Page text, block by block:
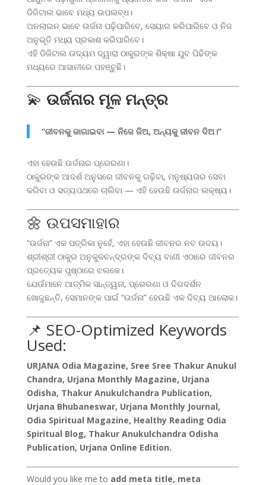
ଡିଜିଟାଲ ଭାବେ ମଧ୍ୟ ଉପଲବ୍ଧ।
ଅନଲାଇନ ଭାବେ ଉର୍ଜନା ପଢ଼ିପାରିବେ, ସେୟାର କରିପାରିବେ ଓ ନିଜ
ଅନୁଭୂତି ମଧ୍ୟ ପ୍ରକାଶ କରିପାରିବେ।
ଏହି ଡିଜିଟାଲ ଉଦ୍ୟମ ଦ୍ୱାରା ଠାକୁରଙ୍କ ଶିକ୍ଷା ଯୁବ ପିଢିଙ୍କ
ମଧ୍ୟରେ ଆସାନୀରେ ପହଞ୍ଚୁଛି।
💫 ଉର୍ଜନାର ମୂଳ ମନ୍ତ୍ର
“ଜୀବନକୁ ଜାଗାଇବା — ନିଜେ ଜିଅ, ଅନ୍ୟକୁ ଜୀବନ ଦିଅ।”
ଏହା ହେଉଛି ଉର୍ଜନାର ପ୍ରେରଣା।
ଠାକୁରଙ୍କ ଆଦର୍ଶ ଅନୁସରେ ଜୀବନକୁ ଗଢ଼ିବା, ମନୁଷ୍ୟତାର ସେବା
କରିବା ଓ ସତ୍ୟପଥରେ ଚାଲିବା — ଏହି ହେଉଛି ଉର୍ଜନାର ଲକ୍ଷ୍ୟ।
🌼 ଉପସମାହାର
“ଉର୍ଜନା” ଏକ ପତ୍ରିକା ନୁହେଁ, ଏହା ହେଉଛି ଜୀବନର ନବ ଉଦୟ।
ଶ୍ରୀଶ୍ରୀ ଠାକୁର ଅନୁକୁଳଚନ୍ଦ୍ରଙ୍କ ଦିବ୍ୟ ବାଣୀ ଏଠାରେ ଜୀବନର
ପ୍ରତ୍ୟେକ ପୃଷ୍ଠାରେ ଝଲକେ।
ଯେଉଁମାନେ ଆତ୍ମିକ ସାନ୍ତ୍ୱନା, ପ୍ରେରଣା ଓ ଦିଗଦର୍ଶନ
ଖୋଜୁଛନ୍ତି, ସେମାନଙ୍କ ପାଇଁ “ଉର୍ଜନା” ହେଉଛି ଏକ ଦିବ୍ୟ ଆଲୋକ।
📌 SEO-Optimized Keywords
Used:
URJANA Odia Magazine, Sree Sree Thakur Anukul
Chandra, Urjana Monthly Magazine, Urjana
Odisha, Thakur Anukulchandra Publication,
Urjana Bhubaneswar, Urjana Monthly Journal,
Odia Spiritual Magazine, Healthy Reading Odia
Spiritual Blog, Thakur Anukulchandra Odisha
Publication, Urjana Online Edition.
Would you like me to add meta title, meta